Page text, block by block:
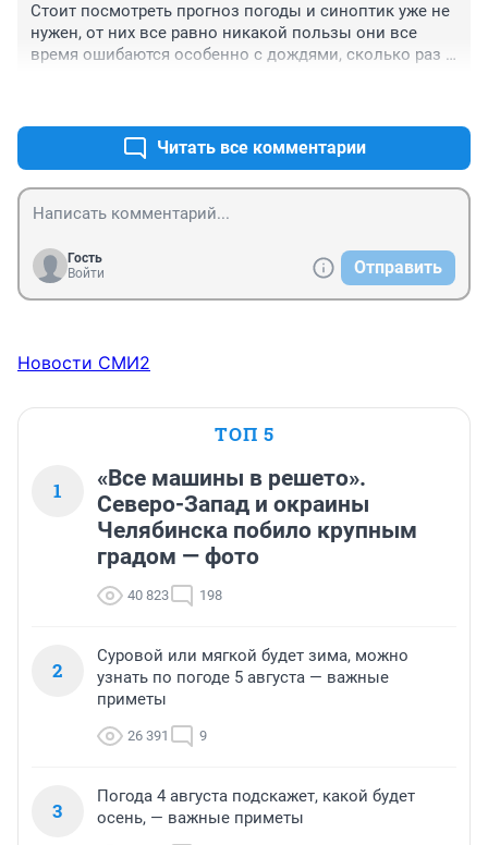
Стоит посмотреть прогноз погоды и синоптик уже не
нужен, от них все равно никакой пользы они все
время ошибаются особенно с дождями, сколько раз
Читать все комментарии
Гость
Войти
Отправить
Новости СМИ2
ТОП 5
1
«Все машины в решето».
Северо-Запад и окраины
Челябинска побило крупным
градом — фото
40 823 198
2
Суровой или мягкой будет зима, можно
узнать по погоде 5 августа — важные
приметы
26 391 9
3
Погода 4 августа подскажет, какой будет
осень, — важные приметы